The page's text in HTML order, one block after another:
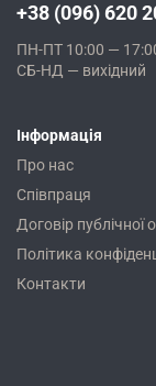
+38 (096) 620
ПН-ПТ 10:00 —
СБ-НД — вихідний
Інформація
Про нас
Співпраця
Договір публічної
Політика
Контакти